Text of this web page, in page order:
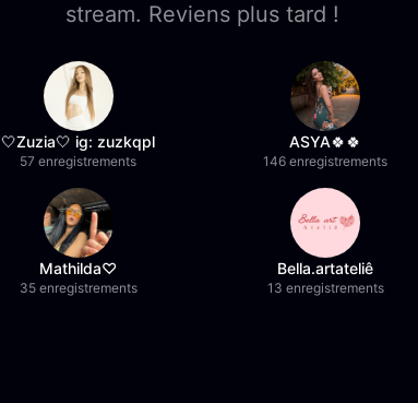
stream. Reviens plus tard !
🤍Zuzia🤍 ig: zuzkqpl
57 enregistrements
ASYA🍀🍀
146 enregistrements
Mathilda♡︎
35 enregistrements
Bella.artateliê
13 enregistrements